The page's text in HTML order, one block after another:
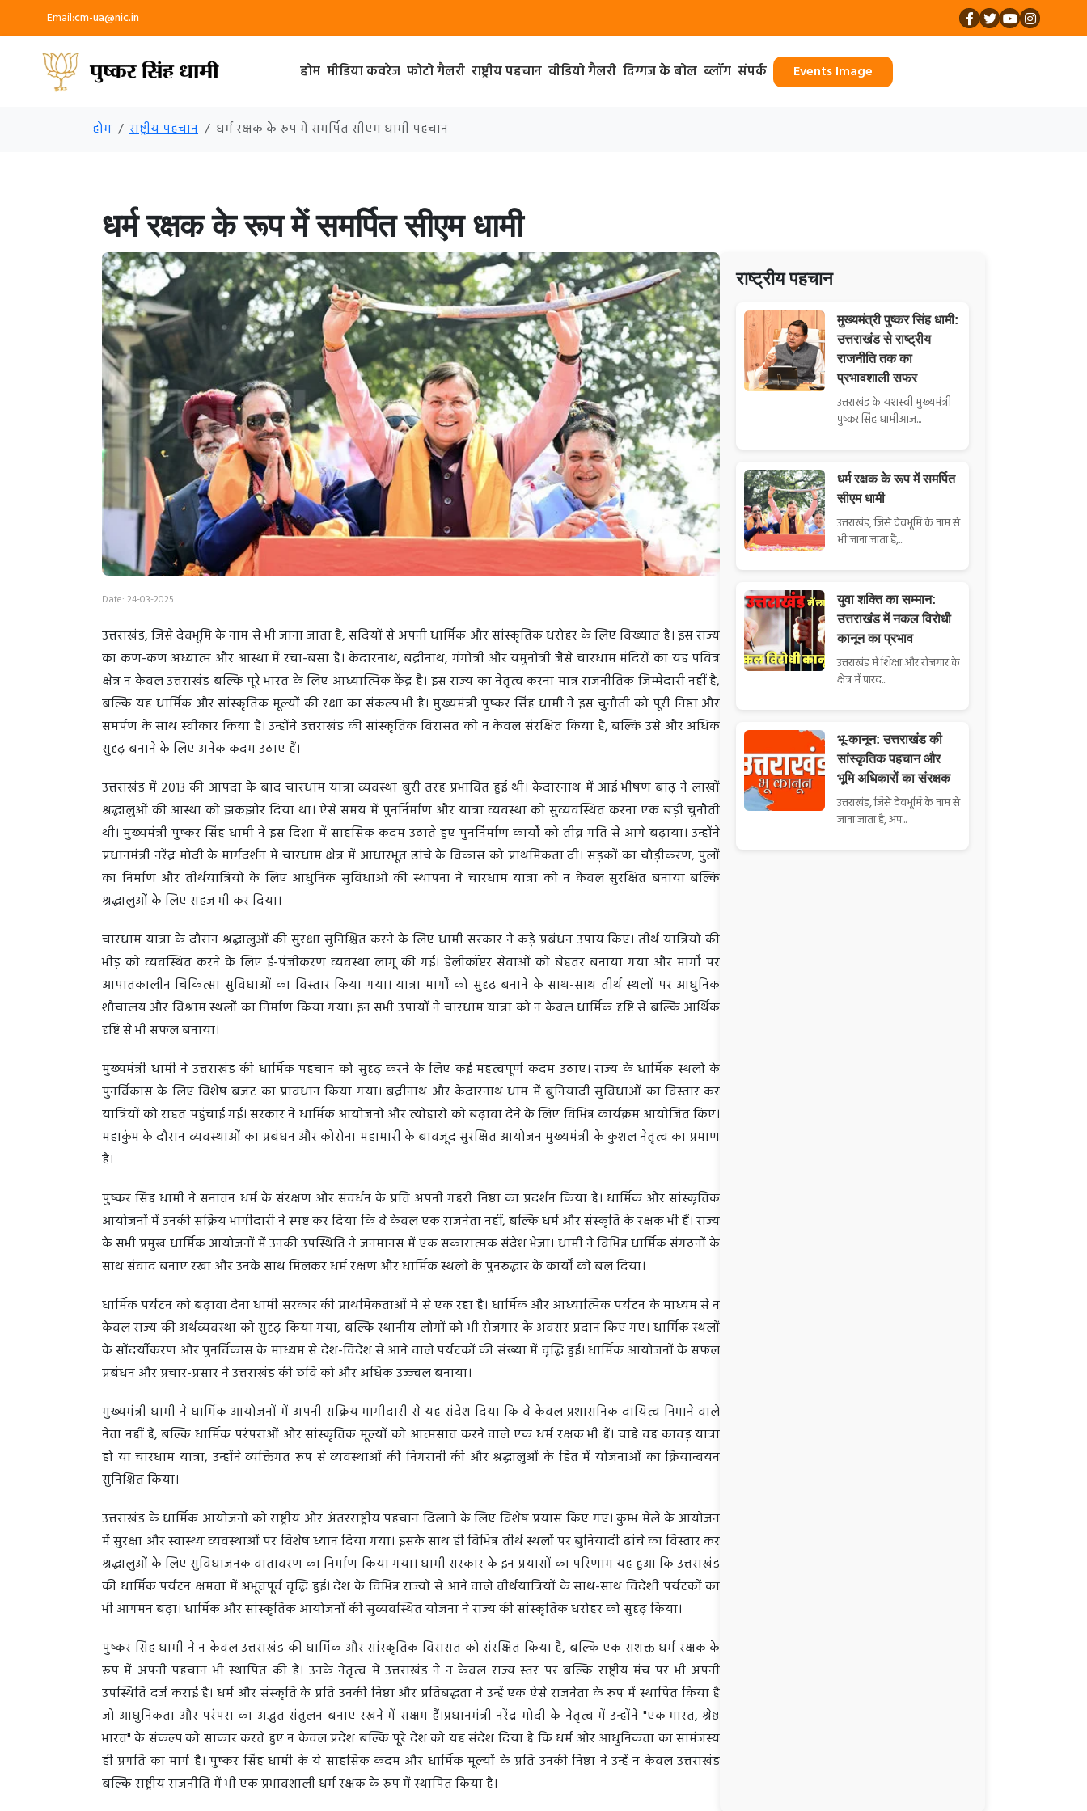
Email:cm-ua@nic.in
होम मीडिया कवरेज फोटो गैलरी राष्ट्रीय पहचान वीडियो गैलरी दिग्गज के बोल ब्लॉग संपर्क Events Image
होम राष्ट्रीय पहचान धर्म रक्षक के रूप में समर्पित सीएम धामी पहचान
धर्म रक्षक के रूप में समर्पित सीएम धामी
Date: 24-03-2025
उत्तराखंड, जिसे देवभूमि के नाम से भी जाना जाता है, सदियों से अपनी धार्मिक और सांस्कृतिक धरोहर के लिए विख्यात है। इस राज्य
का कण-कण अध्यात्म और आस्था में रचा-बसा है। केदारनाथ, बद्रीनाथ, गंगोत्री और यमुनोत्री जैसे चारधाम मंदिरों का यह पवित्र
क्षेत्र न केवल उत्तराखंड बल्कि पूरे भारत के लिए आध्यात्मिक केंद्र है। इस राज्य का नेतृत्व करना मात्र राजनीतिक जिम्मेदारी नहीं है,
बल्कि यह धार्मिक और सांस्कृतिक मूल्यों की रक्षा का संकल्प भी है। मुख्यमंत्री पुष्कर सिंह धामी ने इस चुनौती को पूरी निष्ठा और
समर्पण के साथ स्वीकार किया है। उन्होंने उत्तराखंड की सांस्कृतिक विरासत को न केवल संरक्षित किया है, बल्कि उसे और अधिक
सुदृढ़ बनाने के लिए अनेक कदम उठाए हैं।
उत्तराखंड में 2013 की आपदा के बाद चारधाम यात्रा व्यवस्था बुरी तरह प्रभावित हुई थी। केदारनाथ में आई भीषण बाढ़ ने लाखों
श्रद्धालुओं की आस्था को झकझोर दिया था। ऐसे समय में पुनर्निर्माण और यात्रा व्यवस्था को सुव्यवस्थित करना एक बड़ी चुनौती
थी। मुख्यमंत्री पुष्कर सिंह धामी ने इस दिशा में साहसिक कदम उठाते हुए पुनर्निर्माण कार्यों को तीव्र गति से आगे बढ़ाया। उन्होंने
प्रधानमंत्री नरेंद्र मोदी के मार्गदर्शन में चारधाम क्षेत्र में आधारभूत ढांचे के विकास को प्राथमिकता दी। सड़कों का चौड़ीकरण, पुलों
का निर्माण और तीर्थयात्रियों के लिए आधुनिक सुविधाओं की स्थापना ने चारधाम यात्रा को न केवल सुरक्षित बनाया बल्कि
श्रद्धालुओं के लिए सहज भी कर दिया।
चारधाम यात्रा के दौरान श्रद्धालुओं की सुरक्षा सुनिश्चित करने के लिए धामी सरकार ने कड़े प्रबंधन उपाय किए। तीर्थ यात्रियों की
भीड़ को व्यवस्थित करने के लिए ई-पंजीकरण व्यवस्था लागू की गई। हेलीकॉप्टर सेवाओं को बेहतर बनाया गया और मार्गों पर
आपातकालीन चिकित्सा सुविधाओं का विस्तार किया गया। यात्रा मार्गों को सुदृढ़ बनाने के साथ-साथ तीर्थ स्थलों पर आधुनिक
शौचालय और विश्राम स्थलों का निर्माण किया गया। इन सभी उपायों ने चारधाम यात्रा को न केवल धार्मिक दृष्टि से बल्कि आर्थिक
दृष्टि से भी सफल बनाया।
मुख्यमंत्री धामी ने उत्तराखंड की धार्मिक पहचान को सुदृढ़ करने के लिए कई महत्वपूर्ण कदम उठाए। राज्य के धार्मिक स्थलों के
पुनर्विकास के लिए विशेष बजट का प्रावधान किया गया। बद्रीनाथ और केदारनाथ धाम में बुनियादी सुविधाओं का विस्तार कर
यात्रियों को राहत पहुंचाई गई। सरकार ने धार्मिक आयोजनों और त्योहारों को बढ़ावा देने के लिए विभिन्न कार्यक्रम आयोजित किए।
महाकुंभ के दौरान व्यवस्थाओं का प्रबंधन और कोरोना महामारी के बावजूद सुरक्षित आयोजन मुख्यमंत्री के कुशल नेतृत्व का प्रमाण
है।
पुष्कर सिंह धामी ने सनातन धर्म के संरक्षण और संवर्धन के प्रति अपनी गहरी निष्ठा का प्रदर्शन किया है। धार्मिक और सांस्कृतिक
आयोजनों में उनकी सक्रिय भागीदारी ने स्पष्ट कर दिया कि वे केवल एक राजनेता नहीं, बल्कि धर्म और संस्कृति के रक्षक भी हैं। राज्य
के सभी प्रमुख धार्मिक आयोजनों में उनकी उपस्थिति ने जनमानस में एक सकारात्मक संदेश भेजा। धामी ने विभिन्न धार्मिक संगठनों के
साथ संवाद बनाए रखा और उनके साथ मिलकर धर्म रक्षण और धार्मिक स्थलों के पुनरुद्धार के कार्यों को बल दिया।
धार्मिक पर्यटन को बढ़ावा देना धामी सरकार की प्राथमिकताओं में से एक रहा है। धार्मिक और आध्यात्मिक पर्यटन के माध्यम से न
केवल राज्य की अर्थव्यवस्था को सुदृढ़ किया गया, बल्कि स्थानीय लोगों को भी रोजगार के अवसर प्रदान किए गए। धार्मिक स्थलों
के सौंदर्यीकरण और पुनर्विकास के माध्यम से देश-विदेश से आने वाले पर्यटकों की संख्या में वृद्धि हुई। धार्मिक आयोजनों के सफल
प्रबंधन और प्रचार-प्रसार ने उत्तराखंड की छवि को और अधिक उज्ज्वल बनाया।
मुख्यमंत्री धामी ने धार्मिक आयोजनों में अपनी सक्रिय भागीदारी से यह संदेश दिया कि वे केवल प्रशासनिक दायित्व निभाने वाले
नेता नहीं हैं, बल्कि धार्मिक परंपराओं और सांस्कृतिक मूल्यों को आत्मसात करने वाले एक धर्म रक्षक भी हैं। चाहे वह कावड़ यात्रा
हो या चारधाम यात्रा, उन्होंने व्यक्तिगत रूप से व्यवस्थाओं की निगरानी की और श्रद्धालुओं के हित में योजनाओं का क्रियान्वयन
सुनिश्चित किया।
उत्तराखंड के धार्मिक आयोजनों को राष्ट्रीय और अंतरराष्ट्रीय पहचान दिलाने के लिए विशेष प्रयास किए गए। कुम्भ मेले के आयोजन
में सुरक्षा और स्वास्थ्य व्यवस्थाओं पर विशेष ध्यान दिया गया। इसके साथ ही विभिन्न तीर्थ स्थलों पर बुनियादी ढांचे का विस्तार कर
श्रद्धालुओं के लिए सुविधाजनक वातावरण का निर्माण किया गया। धामी सरकार के इन प्रयासों का परिणाम यह हुआ कि उत्तराखंड
की धार्मिक पर्यटन क्षमता में अभूतपूर्व वृद्धि हुई। देश के विभिन्न राज्यों से आने वाले तीर्थयात्रियों के साथ-साथ विदेशी पर्यटकों का
भी आगमन बढ़ा। धार्मिक और सांस्कृतिक आयोजनों की सुव्यवस्थित योजना ने राज्य की सांस्कृतिक धरोहर को सुदृढ़ किया।
पुष्कर सिंह धामी ने न केवल उत्तराखंड की धार्मिक और सांस्कृतिक विरासत को संरक्षित किया है, बल्कि एक सशक्त धर्म रक्षक के
रूप में अपनी पहचान भी स्थापित की है। उनके नेतृत्व में उत्तराखंड ने न केवल राज्य स्तर पर बल्कि राष्ट्रीय मंच पर भी अपनी
उपस्थिति दर्ज कराई है। धर्म और संस्कृति के प्रति उनकी निष्ठा और प्रतिबद्धता ने उन्हें एक ऐसे राजनेता के रूप में स्थापित किया है
जो आधुनिकता और परंपरा का अद्भुत संतुलन बनाए रखने में सक्षम हैं।प्रधानमंत्री नरेंद्र मोदी के नेतृत्व में उन्होंने "एक भारत, श्रेष्ठ
भारत" के संकल्प को साकार करते हुए न केवल प्रदेश बल्कि पूरे देश को यह संदेश दिया है कि धर्म और आधुनिकता का सामंजस्य
ही प्रगति का मार्ग है। पुष्कर सिंह धामी के ये साहसिक कदम और धार्मिक मूल्यों के प्रति उनकी निष्ठा ने उन्हें न केवल उत्तराखंड
बल्कि राष्ट्रीय राजनीति में भी एक प्रभावशाली धर्म रक्षक के रूप में स्थापित किया है।
राष्ट्रीय पहचान
मुख्यमंत्री पुष्कर सिंह धामी:
उत्तराखंड से राष्ट्रीय
राजनीति तक का
प्रभावशाली सफर
उत्तराखंड के यशस्वी मुख्यमंत्री
पुष्कर सिंह धामीआज...
धर्म रक्षक के रूप में समर्पित
सीएम धामी
उत्तराखंड, जिसे देवभूमि के नाम से
भी जाना जाता है,...
युवा शक्ति का सम्मान:
उत्तराखंड में नकल विरोधी
कानून का प्रभाव
उत्तराखंड में शिक्षा और रोजगार के
क्षेत्र में पारद...
भू-कानून: उत्तराखंड की
सांस्कृतिक पहचान और
भूमि अधिकारों का संरक्षक
उत्तराखंड, जिसे देवभूमि के नाम से
जाना जाता है, अप...